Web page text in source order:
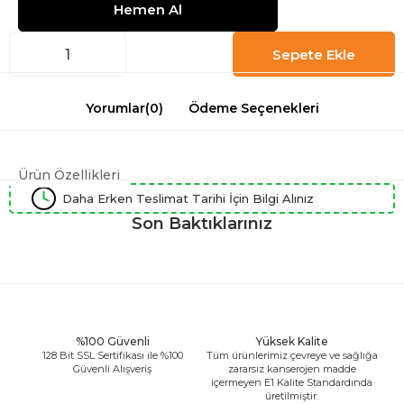
Yorumlar(0) Ödeme Seçenekleri
Ürün Özellikleri
Daha Erken Teslimat Tarihi İçin Bilgi Alınız
Son Baktıklarınız
%100 Güvenli
128 Bit SSL Sertifikası ile %100
Güvenli Alışveriş
Yüksek Kalite
Tüm ürünlerimiz çevreye ve sağlığa
zararsız kanserojen madde
içermeyen E1 Kalite Standardında
üretilmiştir.